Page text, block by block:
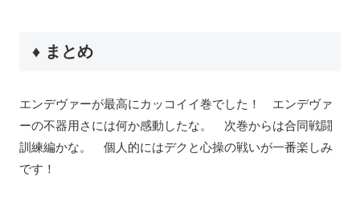
♦ まとめ
エンデヴァーが最高にカッコイイ巻でした！ エンデヴァ
ーの不器用さには何か感動したな。 次巻からは合同戦闘
訓練編かな。 個人的にはデクと心操の戦いが一番楽しみ
です！